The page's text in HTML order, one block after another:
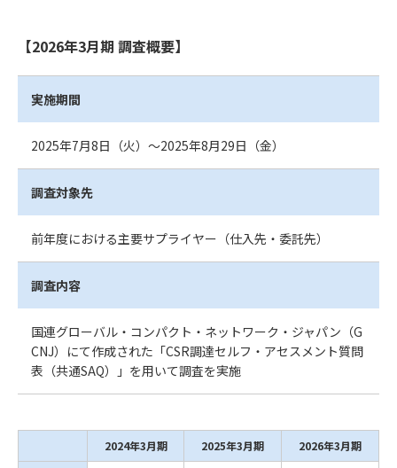
【2026年3月期 調査概要】
実施期間
2025年7月8日（火）～2025年8月29日（金）
調査対象先
前年度における主要サプライヤー（仕入先・委託先）
調査内容
国連グローバル・コンパクト・ネットワーク・ジャパン（G
CNJ）にて作成された 「CSR調達セルフ・アセスメント質問
表（共通SAQ）」を用いて調査を実施
2024年3月期 2025年3月期 2026年3月期